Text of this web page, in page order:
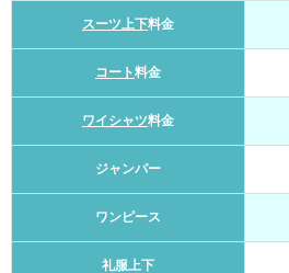
スーツ上下料金
コート料金
ワイシャツ料金
ジャンパー
ワンピース
礼服上下